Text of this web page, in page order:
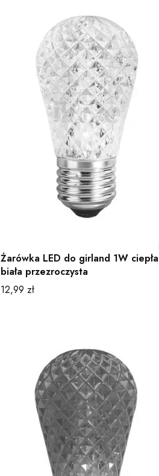
Żarówka LED do girland 1W ciepła
biała przezroczysta
Cena
12,99 zł